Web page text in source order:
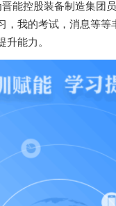
能控股装备制造集团
，我的考试，消息等等
升能力。